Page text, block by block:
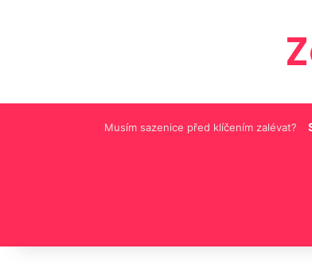
Musím sazenice před klíčením zalévat?